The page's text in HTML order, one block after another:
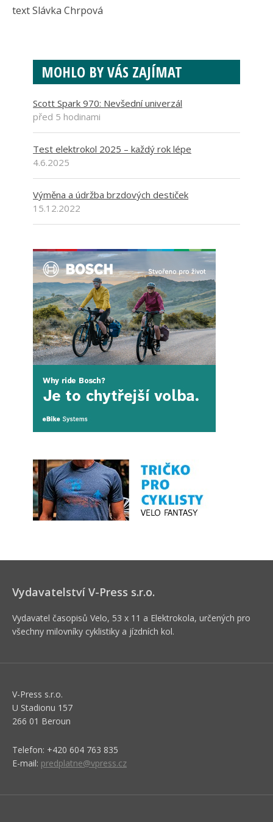
text Slávka Chrpová
MOHLO BY VÁS ZAJÍMAT
Scott Spark 970: Nevšední univerzál
před 5 hodinami
Test elektrokol 2025 – každý rok lépe
4.6.2025
Výměna a údržba brzdových destiček
15.12.2022
Vydavatelství V-Press s.r.o.
Vydavatel časopisů Velo, 53 x 11 a Elektrokola, určených pro
všechny milovníky cyklistiky a jízdních kol.
V-Press s.r.o.
U Stadionu 157
266 01 Beroun
Telefon: +420 604 763 835
E-mail: predplatne@vpress.cz